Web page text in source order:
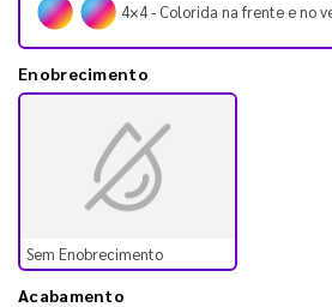
4×4 - Colorida na frente e no
Enobrecimento
Sem Enobrecimento
Acabamento